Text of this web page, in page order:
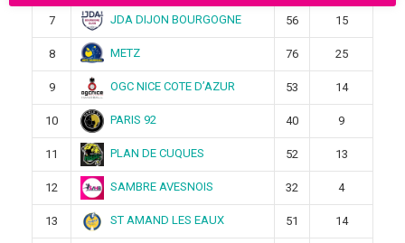
7 JDA DIJON BOURGOGNE 56 15
8 METZ 76 25
9 OGC NICE COTE D’AZUR 53 14
10 PARIS 92 40 9
11 PLAN DE CUQUES 52 13
12 SAMBRE AVESNOIS 32 4
13 ST AMAND LES EAUX 51 14